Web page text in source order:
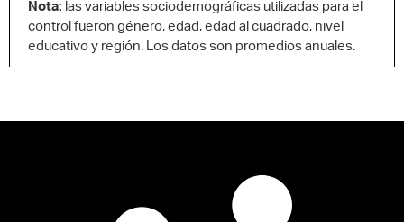
Nota: las variables sociodemográficas utilizadas para el
control fueron género, edad, edad al cuadrado, nivel
educativo y región. Los datos son promedios anuales.